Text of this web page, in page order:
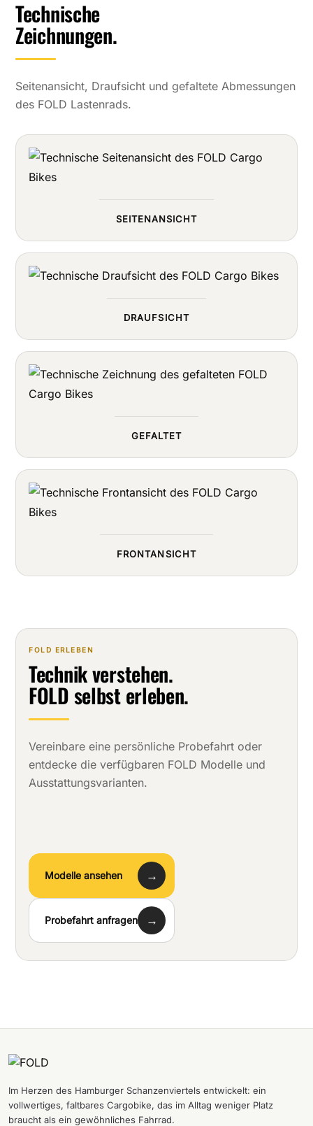
Satori Sorata
Pedale
Ständer
FOLD
FOLD
Display
Shimano SC-EM800
Shimano Nexus 5 Di2
Antrieb
Gates Carbon Drive
Technische
Zeichnungen.
Seitenansicht, Draufsicht und gefaltete Abmessungen
des FOLD Lastenrads.
SEITENANSICHT
DRAUFSICHT
GEFALTET
FRONTANSICHT
FOLD ERLEBEN
Technik verstehen.
FOLD selbst erleben.
Vereinbare eine persönliche Probefahrt oder
entdecke die verfügbaren FOLD Modelle und
Ausstattungsvarianten.
Modelle ansehen →
Probefahrt anfragen →
Im Herzen des Hamburger Schanzenviertels entwickelt: ein
vollwertiges, faltbares Cargobike, das im Alltag weniger Platz
braucht als ein gewöhnliches Fahrrad.